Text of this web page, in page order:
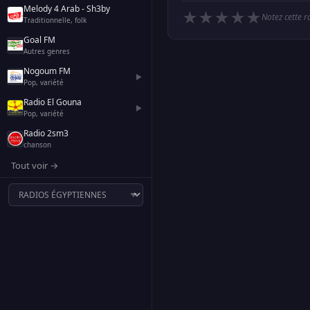
Melody 4 Arab - Sh3by
Traditionnelle, folk
Goal FM
Autres genres
Nogoum FM
Pop, variété
▶
Radio El Gouna
Pop, variété
▶
Radio 2sm3
chanson
Tout voir →
★ ★ ★ ★ ★Notez cette